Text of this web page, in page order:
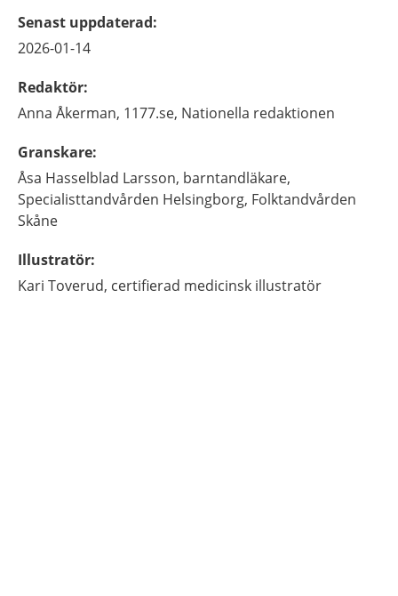
Senast uppdaterad:
2026-01-14
Redaktör:
Anna Åkerman, 1177.se, Nationella redaktionen
Granskare:
Åsa Hasselblad Larsson, barntandläkare,
Specialisttandvården Helsingborg, Folktandvården
Skåne
Illustratör:
Kari Toverud, certifierad medicinsk illustratör